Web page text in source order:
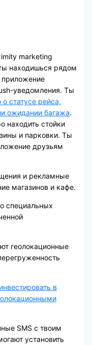
marketing
находишься рядом
приложение
уведомления. Ты
статусе рейса,
ожидании багажа.
находить стойки
и парковки. Ты
друзьям
и рекламные
магазинов и кафе.
специальных
геолокационные
в
SMS с твоим
установить